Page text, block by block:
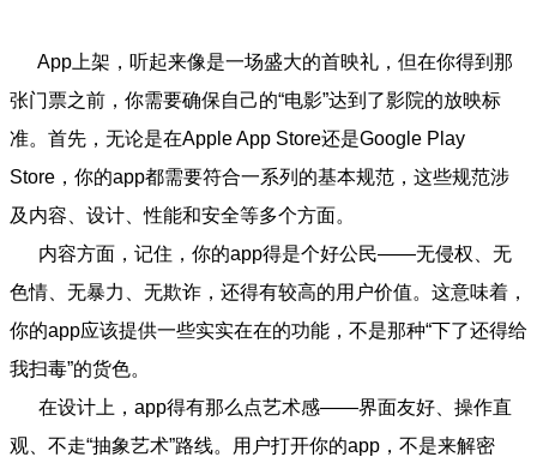
App上架，听起来像是一场盛大的首映礼，但在你得到那
张门票之前，你需要确保自己的“电影”达到了影院的放映标
准。首先，无论是在Apple App Store还是Google Play
Store，你的app都需要符合一系列的基本规范，这些规范涉
及内容、设计、性能和安全等多个方面。
内容方面，记住，你的app得是个好公民——无侵权、无
色情、无暴力、无欺诈，还得有较高的用户价值。这意味着，
你的app应该提供一些实实在在的功能，不是那种“下了还得给
我扫毒”的货色。
在设计上，app得有那么点艺术感——界面友好、操作直
观、不走“抽象艺术”路线。用户打开你的app，不是来解密